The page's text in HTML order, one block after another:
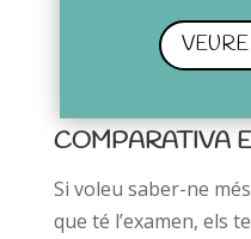
COMPARATIVA
Si voleu saber-ne
que té l’examen, els